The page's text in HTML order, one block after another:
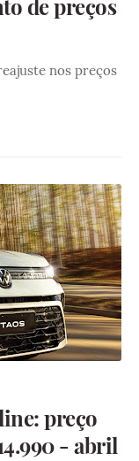
de preços
nos preços
preço
- abril